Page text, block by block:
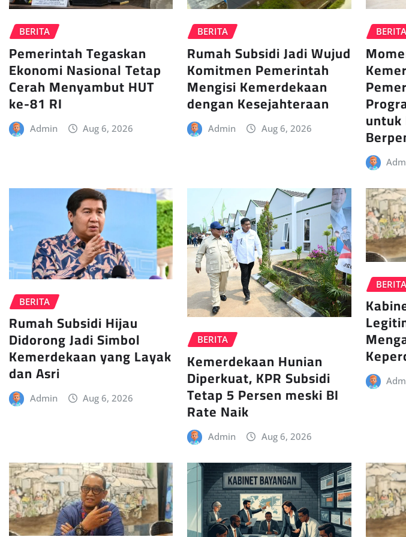
BERITA
Pemerintah Tegaskan
Ekonomi Nasional Tetap
Cerah Menyambut HUT
ke-81 RI
Admin Aug 6, 2026
BERITA
Rumah Subsidi Jadi Wujud
Komitmen Pemerintah
Mengisi Kemerdekaan
dengan Kesejahteraan
Admin Aug 6, 2026
BERITA
BERITA
Rumah Subsidi Hijau
Didorong Jadi Simbol
Kemerdekaan yang Layak
dan Asri
Admin Aug 6, 2026
BERITA
Kemerdekaan Hunian
Diperkuat, KPR Subsidi
Tetap 5 Persen meski BI
Rate Naik
Admin Aug 6, 2026
BERITA